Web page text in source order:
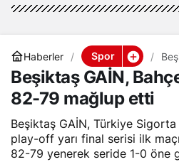
Haberler Spor
Beşiktaş GAİN,
82-79 mağlup etti
Beşiktaş GAİN, Türkiye
play-off yarı final serisi ilk
82-79 yenerek seride 1-0 öne